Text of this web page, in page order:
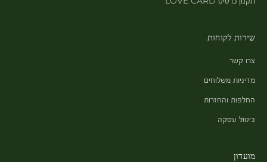
שירות לקוחות
צרו קשר
מדיניות משלוחים
החלפות והחזרות
ביטול עסקה
מועדון